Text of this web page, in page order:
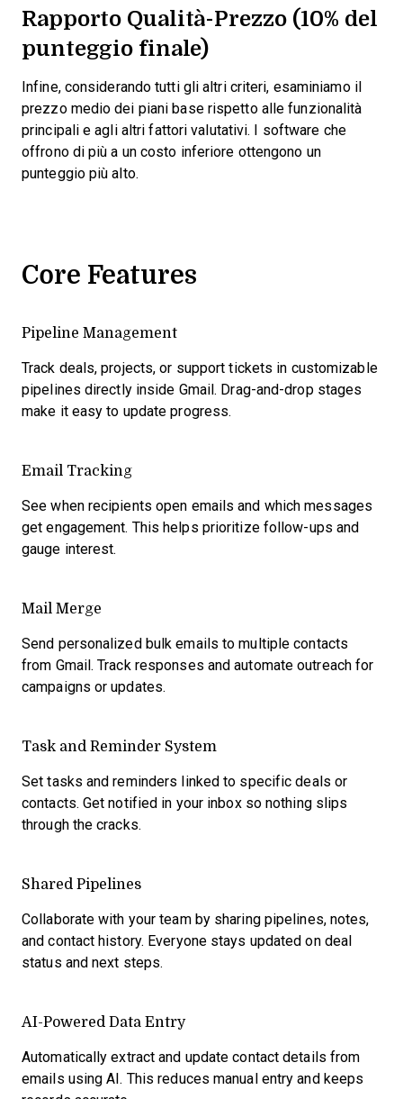
Rapporto Qualità-Prezzo (10% del
punteggio finale)
Infine, considerando tutti gli altri criteri, esaminiamo il
prezzo medio dei piani base rispetto alle funzionalità
principali e agli altri fattori valutativi. I software che
offrono di più a un costo inferiore ottengono un
punteggio più alto.
Core Features
Pipeline Management
Track deals, projects, or support tickets in customizable
pipelines directly inside Gmail. Drag-and-drop stages
make it easy to update progress.
Email Tracking
See when recipients open emails and which messages
get engagement. This helps prioritize follow-ups and
gauge interest.
Mail Merge
Send personalized bulk emails to multiple contacts
from Gmail. Track responses and automate outreach for
campaigns or updates.
Task and Reminder System
Set tasks and reminders linked to specific deals or
contacts. Get notified in your inbox so nothing slips
through the cracks.
Shared Pipelines
Collaborate with your team by sharing pipelines, notes,
and contact history. Everyone stays updated on deal
status and next steps.
AI-Powered Data Entry
Automatically extract and update contact details from
emails using AI. This reduces manual entry and keeps